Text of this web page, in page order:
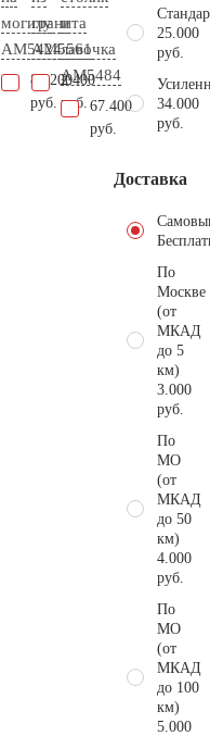
могилу
AM5424
83.200
руб.
гранита
AM5561
2.400
руб.
и
лавочка
AM5484
67.400
руб.
25.000
руб.
34.000
руб.
Доставка
По
Москве
(от
МКАД
до 5
км)
3.000
руб.
По
МО
(от
МКАД
до 50
км)
4.000
руб.
По
МО
(от
МКАД
до 100
км)
5.000